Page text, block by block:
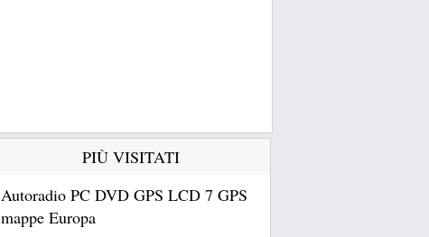
PIÙ VISITATI
Autoradio PC DVD GPS LCD 7 GPS
mappe Europa